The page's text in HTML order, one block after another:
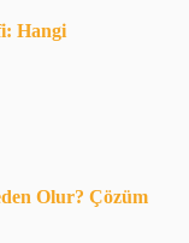
Hangi
Olur? Çözüm